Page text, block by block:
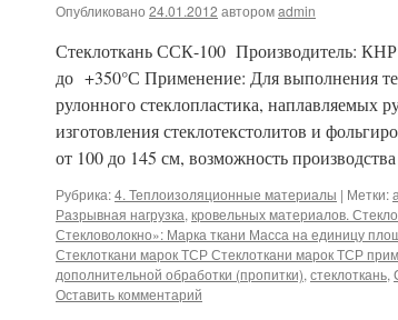
Опубликовано 24.01.2012 авторомadmin
Стеклоткань ССК-100 Производитель:
до +350°С Применение: Для выполнения
рулонного стеклопластика, наплавляемых
изготовления стеклотекстолитов и
от 100 до 145 см, возможность
Рубрика:4. Теплоизоляционные материалы | Метки:
Разрывная нагрузка, кровельных материалов.
Стекловолокно»: Марка ткани Масса на единицу
Стеклоткани марок ТСР Стеклоткани марок ТСР
дополнительной обработки (пропитки), стеклоткань,
Оставить комментарий